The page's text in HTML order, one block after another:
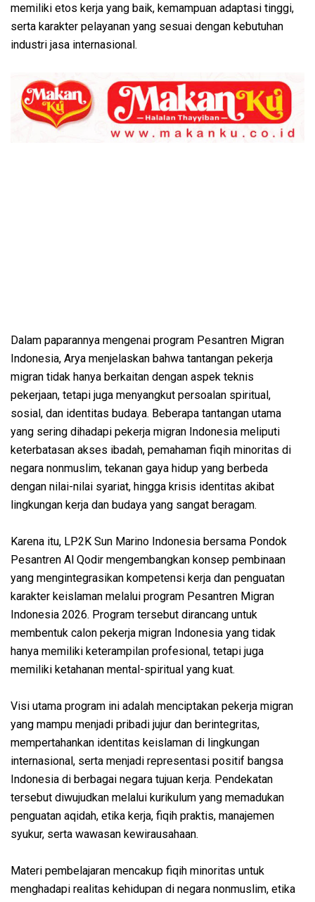
memiliki etos kerja yang baik, kemampuan adaptasi tinggi,
serta karakter pelayanan yang sesuai dengan kebutuhan
industri jasa internasional.
Dalam paparannya mengenai program Pesantren Migran
Indonesia, Arya menjelaskan bahwa tantangan pekerja
migran tidak hanya berkaitan dengan aspek teknis
pekerjaan, tetapi juga menyangkut persoalan spiritual,
sosial, dan identitas budaya. Beberapa tantangan utama
yang sering dihadapi pekerja migran Indonesia meliputi
keterbatasan akses ibadah, pemahaman fiqih minoritas di
negara nonmuslim, tekanan gaya hidup yang berbeda
dengan nilai-nilai syariat, hingga krisis identitas akibat
lingkungan kerja dan budaya yang sangat beragam.
Karena itu, LP2K Sun Marino Indonesia bersama Pondok
Pesantren Al Qodir mengembangkan konsep pembinaan
yang mengintegrasikan kompetensi kerja dan penguatan
karakter keislaman melalui program Pesantren Migran
Indonesia 2026. Program tersebut dirancang untuk
membentuk calon pekerja migran Indonesia yang tidak
hanya memiliki keterampilan profesional, tetapi juga
memiliki ketahanan mental-spiritual yang kuat.
Visi utama program ini adalah menciptakan pekerja migran
yang mampu menjadi pribadi jujur dan berintegritas,
mempertahankan identitas keislaman di lingkungan
internasional, serta menjadi representasi positif bangsa
Indonesia di berbagai negara tujuan kerja. Pendekatan
tersebut diwujudkan melalui kurikulum yang memadukan
penguatan aqidah, etika kerja, fiqih praktis, manajemen
syukur, serta wawasan kewirausahaan.
Materi pembelajaran mencakup fiqih minoritas untuk
menghadapi realitas kehidupan di negara nonmuslim, etika